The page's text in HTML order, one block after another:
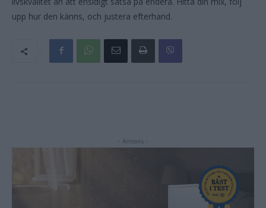
upp hur den känns, och justera efterhand.
- Annons -